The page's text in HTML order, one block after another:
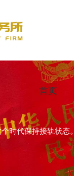
首页
时代保持接轨状态。